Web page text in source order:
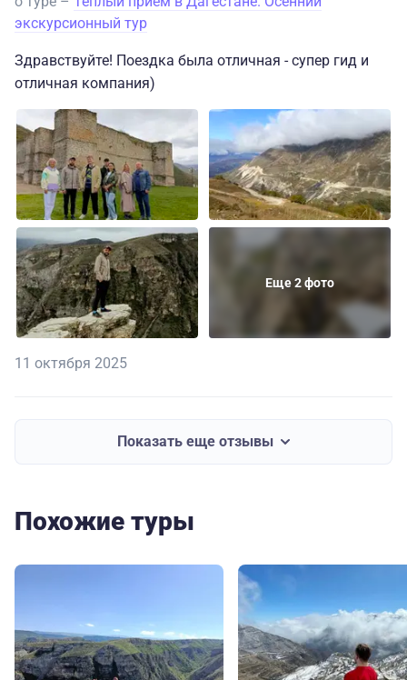
экскурсионный тур
Здравствуйте! Поездка была отличная - супер гид и
отличная компания)
Еще 2 фото
11 октября 2025
Показать еще отзывы
Похожие туры